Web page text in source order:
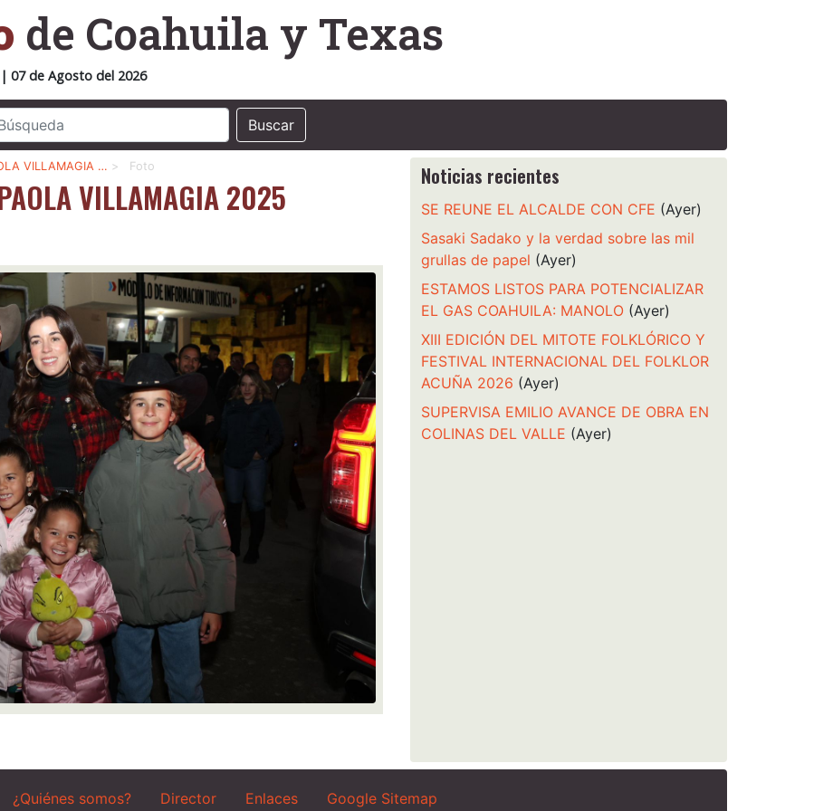
de Coahuila y Texas
07 de Agosto del 2026
Buscar
VILLAMAGIA … > Foto
VILLAMAGIA 2025
Noticias recientes
SE REUNE EL ALCALDE CON CFE (Ayer)
Sasaki Sadako y la verdad sobre las mil
grullas de papel (Ayer)
ESTAMOS LISTOS PARA POTENCIALIZAR
EL GAS COAHUILA: MANOLO (Ayer)
XIII EDICIÓN DEL MITOTE FOLKLÓRICO Y
FESTIVAL INTERNACIONAL DEL FOLKLOR
ACUÑA 2026 (Ayer)
SUPERVISA EMILIO AVANCE DE OBRA EN
COLINAS DEL VALLE (Ayer)
¿Quiénes somos? Director Enlaces Google Sitemap